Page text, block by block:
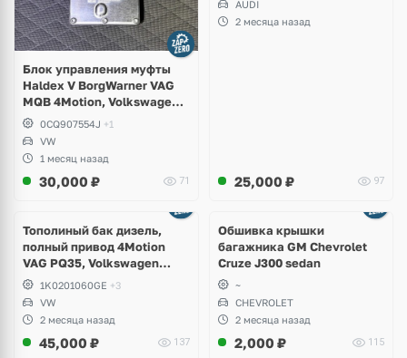
Блок управления муфты
Haldex V BorgWarner VAG
MQB 4Motion, Volkswagen
Tiguan
0CQ907554J +1
VW
1 месяц назад
30,000 ₽ 71
AUDI
2 месяца назад
25,000 ₽ 97
Тополиный бак дизель,
полный привод 4Motion
VAG PQ35, Volkswagen
Scirocco, Golf V, VI, Skoda
Yeti, Octavia A5, Superb,
Audi A3, Seat Altea
1K0201060GE +3
VW
2 месяца назад
45,000 ₽ 137
Обшивка крышки
багажника GM Chevrolet
Cruze J300 sedan
~
CHEVROLET
2 месяца назад
2,000 ₽ 115